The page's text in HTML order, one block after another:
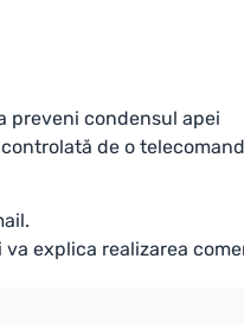
preveni condensul apei
de o
explica realizarea